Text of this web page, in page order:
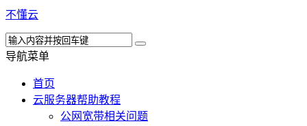
不懂云
导航菜单
首页
云服务器帮助教程
公网宽带相关问题